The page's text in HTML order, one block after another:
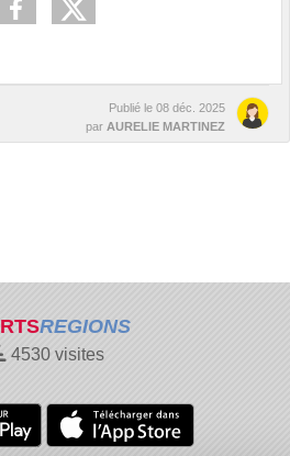
Publié le 08 déc. 2025
par AURELIE MARTINEZ
REGIONS
4530 visites